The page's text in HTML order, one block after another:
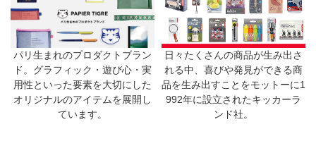
パリ生まれのプロダクトブラン
ド。グラフィック・遊び心・実
用性といった要素を大切にした
オリジナルのアイテムを展開し
ています。
日々たくさんの商品が生み出さ
れる中、喜びや発見ができる商
品を生み出すことをモットーに1
992年に設立されたキッカーラ
ンド社。